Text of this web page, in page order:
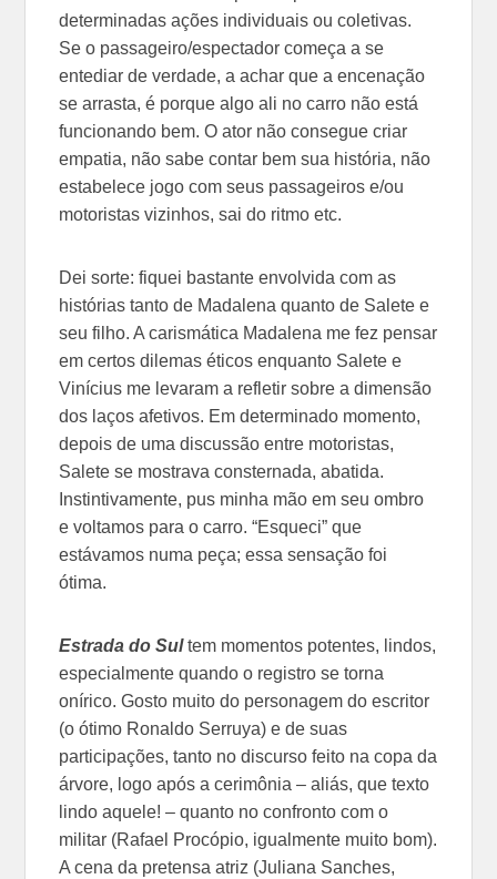
determinadas ações individuais ou coletivas.
Se o passageiro/espectador começa a se
entediar de verdade, a achar que a encenação
se arrasta, é porque algo ali no carro não está
funcionando bem. O ator não consegue criar
empatia, não sabe contar bem sua história, não
estabelece jogo com seus passageiros e/ou
motoristas vizinhos, sai do ritmo etc.
Dei sorte: fiquei bastante envolvida com as
histórias tanto de Madalena quanto de Salete e
seu filho. A carismática Madalena me fez pensar
em certos dilemas éticos enquanto Salete e
Vinícius me levaram a refletir sobre a dimensão
dos laços afetivos. Em determinado momento,
depois de uma discussão entre motoristas,
Salete se mostrava consternada, abatida.
Instintivamente, pus minha mão em seu ombro
e voltamos para o carro. “Esqueci” que
estávamos numa peça; essa sensação foi
ótima.
Estrada do Sultem momentos potentes, lindos,
especialmente quando o registro se torna
onírico. Gosto muito do personagem do escritor
(o ótimo Ronaldo Serruya) e de suas
participações, tanto no discurso feito na copa da
árvore, logo após a cerimônia – aliás, que texto
lindo aquele! – quanto no confronto com o
militar (Rafael Procópio, igualmente muito bom).
A cena da pretensa atriz (Juliana Sanches,